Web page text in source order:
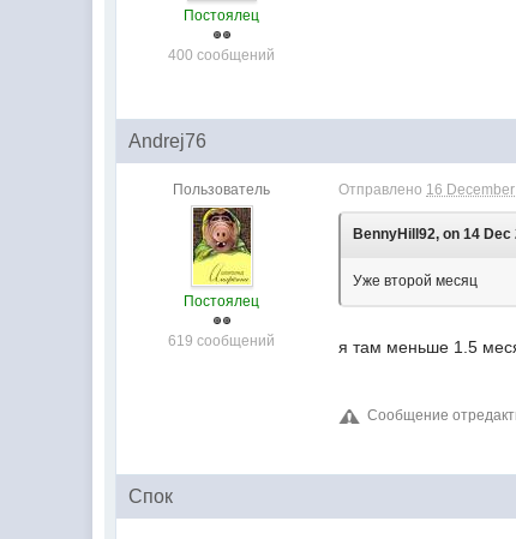
Постоялец
400 сообщений
Andrej76
Пользователь
Постоялец
619 сообщений
Отправлено 16
BennyHill92, on 14 Dec
Уже второй месяц
я там меньше 1.5
Сообщение
Спок